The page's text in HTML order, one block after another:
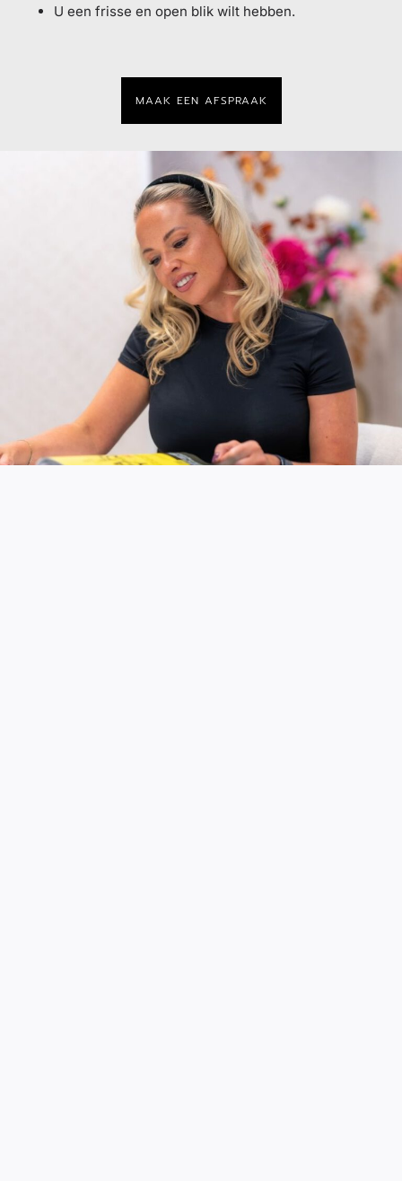
U een frisse en open blik wilt hebben.
MAAK EEN AFSPRAAK